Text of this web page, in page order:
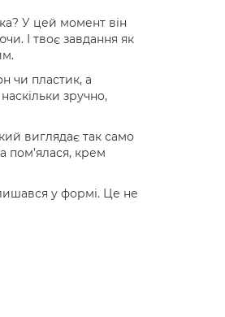
У цей момент він
І твоє завдання як
чи пластик, а
зручно,
виглядає так само
пом’ялася, крем
у формі. Це не